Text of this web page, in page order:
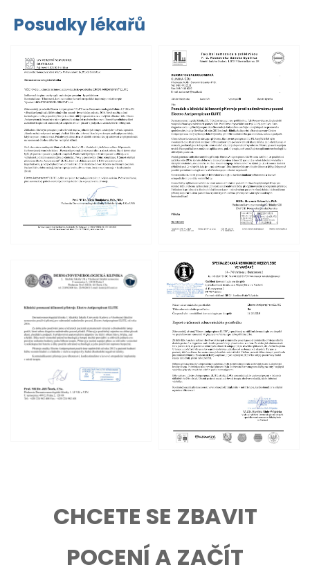
Posudky lékařů
CHCETE SE ZBAVIT
POCENÍ A ZAČÍT